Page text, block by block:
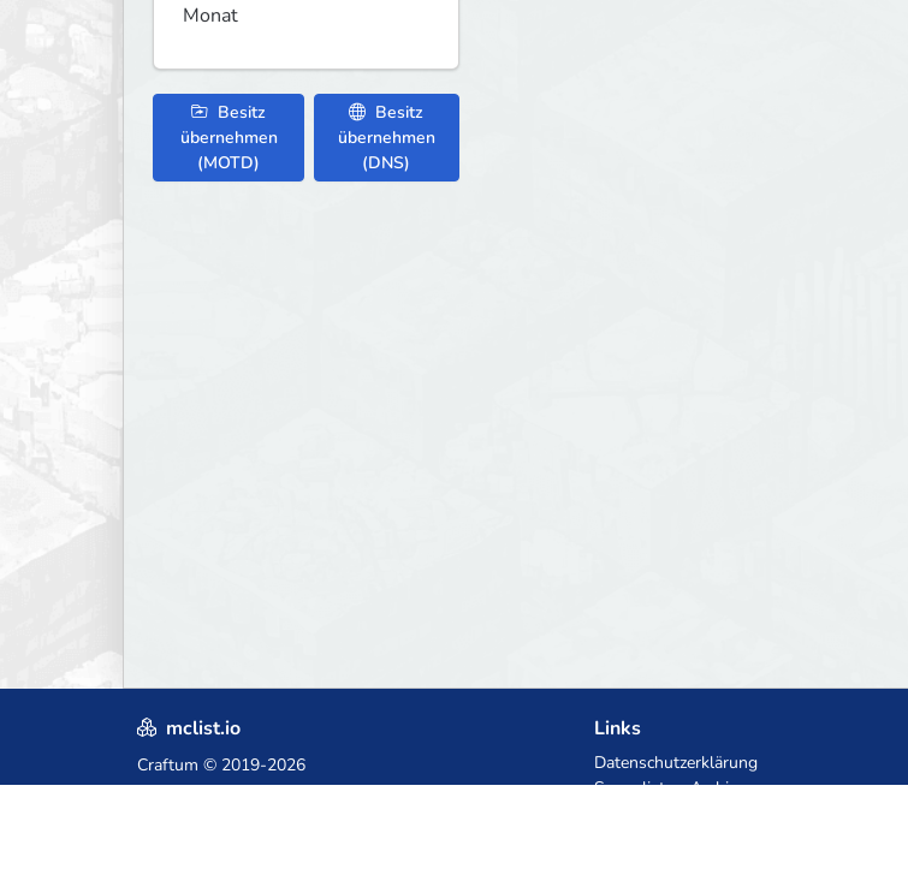
Monat
Besitz
übernehmen
(MOTD)
Besitz
übernehmen
(DNS)
mclist.io
Craftum © 2019-2026
Links
Datenschutzerklärung
Serverlisten-Archiv